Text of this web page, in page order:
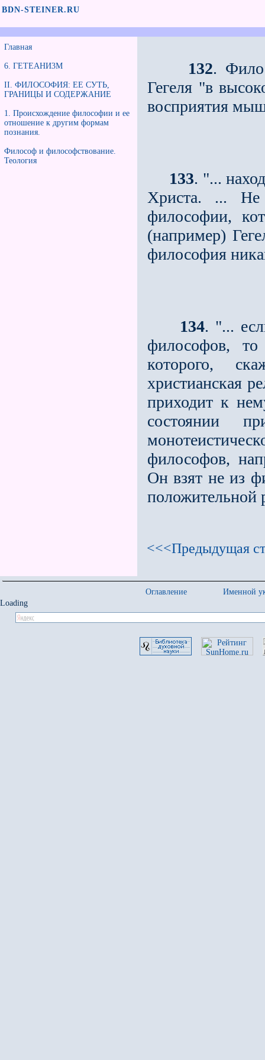
BDN-STEINER.RU
Главная
6. ГЕТЕАНИ3М
II. ФИЛОСОФИЯ: ЕЕ СУТЬ,
ГРАНИЦЫ И СОДЕРЖАНИЕ
1. Происхождение философии и ее
отношение к другим формам
познания.
Философ и философствование.
Теология
132.
Гегеля "в
восприятия
133. "...
Христа. ...
философии,
(например)
философия
134. "...
философов,
которого,
христианская
приходит к
состоянии
философов,
Он взят не из
положительной
<<<Предыдущая
Оглавление
Именной
Loading